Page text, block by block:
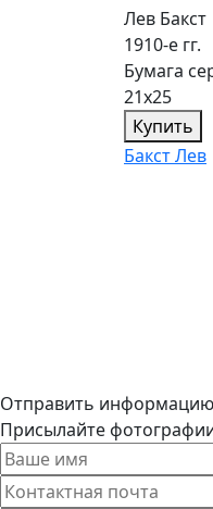
Лев Бакст
1910-е гг.
Бумага
21х25
Купить
Бакст Лев
Отправить информацию
Присылайте